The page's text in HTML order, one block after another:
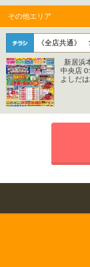
国中央
対応エ
お電話
ームよ
西の土
＊＊ 住
0120-
＊＊ 住
WEBか
国中央
対応エ
その他エリア
《全店共通》
新居
中央店
よしだ
お電話
西の土
＊＊ 住
央市妻
https://
事、 リ
対応エ